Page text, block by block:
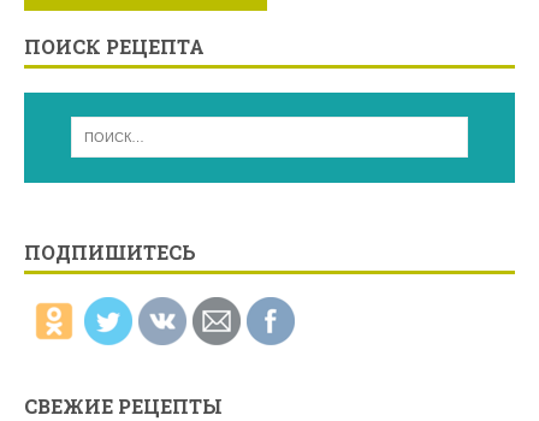
ПОИСК РЕЦЕПТА
ПОДПИШИТЕСЬ
СВЕЖИЕ РЕЦЕПТЫ